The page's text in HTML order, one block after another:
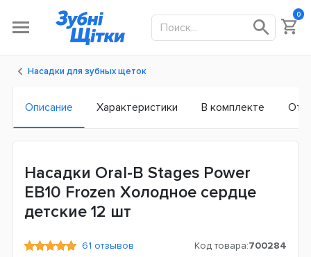
0
Насадки для зубных щеток
Описание Характеристики В комплекте
Насадки Oral-B Stages Power
EB10 Frozen Холодное сердце
детские 12 шт
61 отзывов Код товара:700284